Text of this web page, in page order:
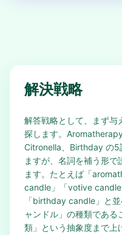
解決戦略
解答戦略として、まず与
探します。
Citronella、Birthday の5
ますが、名詞を補う形
ます。たとえば「
candle」「votive candle
「birthday candle」と
ャンドル」の種類であ
類」という抽象度まで